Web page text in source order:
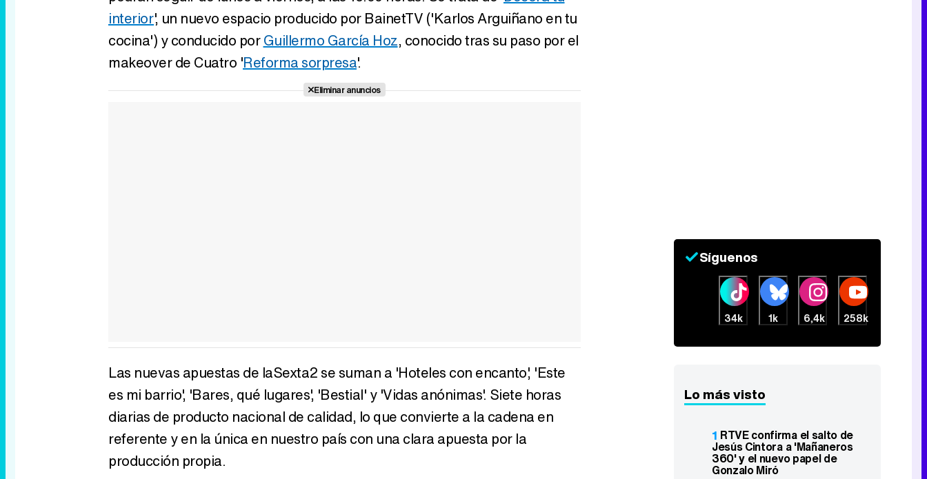
interior', un nuevo espacio producido por BainetTV ('Karlos Arguiñano en tu
cocina') y conducido porGuillermo García Hoz, conocido tras su paso por el
makeover de Cuatro 'Reforma sorpresa'.
Eliminar anuncios
Las nuevas apuestas de laSexta2 se suman a 'Hoteles con encanto', 'Este
es mi barrio', 'Bares, qué lugares', 'Bestial' y 'Vidas anónimas'. Siete horas
diarias de producto nacional de calidad, lo que convierte a la cadena en
referente y en la única en nuestro país con una clara apuesta por la
producción propia.
Síguenos
34k 1k 6,4k 258k
Lo más visto
1 RTVE confirma el salto de
Jesús Cintora a 'Mañaneros
360' y el nuevo papel de
Gonzalo Miró